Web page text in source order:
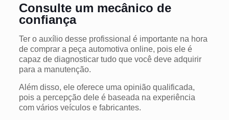
Consulte um mecânico de
confiança
Ter o auxílio desse profissional é importante na hora
de comprar a peça automotiva online, pois ele é
capaz de diagnosticar tudo que você deve adquirir
para a manutenção.
Além disso, ele oferece uma opinião qualificada,
pois a percepção dele é baseada na experiência
com vários veículos e fabricantes.